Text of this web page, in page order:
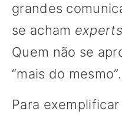
grandes
se acham experts
Quem não se
“mais do mesmo”.
Para